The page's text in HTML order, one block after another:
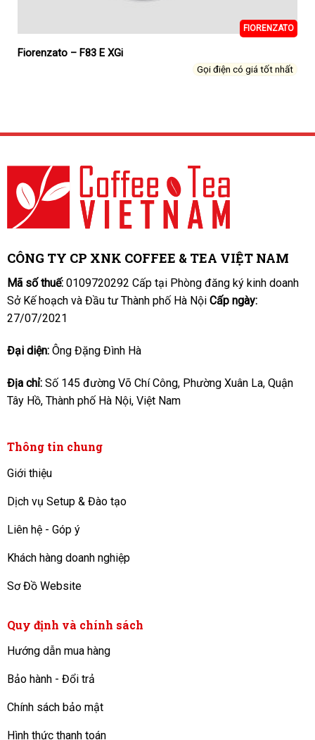
FIORENZATO
Fiorenzato – F83 E XGi
Gọi điện có giá tốt nhất
CÔNG TY CP XNK COFFEE & TEA VIỆT NAM
Mã số thuế:0109720292 Cấp tại Phòng đăng ký kinh doanh
Sở Kế hoạch và Đầu tư Thành phố Hà Nội Cấp ngày:
27/07/2021
Đại diện: Ông Đặng Đình Hà
Địa chỉ: Số 145 đường Võ Chí Công, Phường Xuân La, Quận
Tây Hồ, Thành phố Hà Nội, Việt Nam
Thông tin chung
Giới thiệu
Dịch vụ Setup & Đào tạo
Liên hệ - Góp ý
Khách hàng doanh nghiệp
Sơ Đồ Website
Quy định và chính sách
Hướng dẫn mua hàng
Bảo hành - Đổi trả
Chính sách bảo mật
Hình thức thanh toán